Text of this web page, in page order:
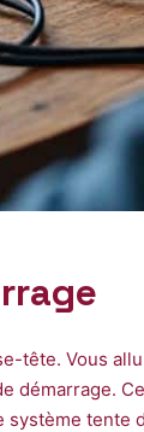
tête. Vous
démarrage.
système tente